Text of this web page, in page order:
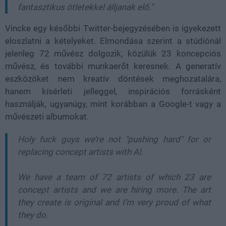
fantasztikus ötletekkel álljanak elő."
Vincke egy későbbi Twitter-bejegyzésében is igyekezett
eloszlatni a kételyeket. Elmondása szerint a stúdiónál
jelenleg 72 művész dolgozik, közülük 23 koncepciós
művész, és további munkaerőt keresnek. A generatív
eszközöket nem kreatív döntések meghozatalára,
hanem kísérleti jelleggel, inspirációs forrásként
használják, ugyanúgy, mint korábban a Google-t vagy a
művészeti albumokat.
Holy fuck guys we’re not "pushing hard" for or
replacing concept artists with AI.
We have a team of 72 artists of which 23 are
concept artists and we are hiring more. The art
they create is original and I’m very proud of what
they do.